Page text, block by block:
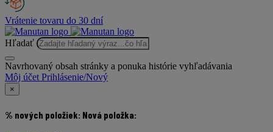
Vrátenie tovaru do 30 dní
Hľadať
Navrhovaný obsah stránky a ponuka histórie vyhľadávania
Môj účet Prihlásenie/Nový
×
% nových položiek: Nová položka: